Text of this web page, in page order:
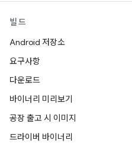
빌드
Android 저장소
요구사항
다운로드
바이너리 미리보기
공장 출고 시 이미지
드라이버 바이너리